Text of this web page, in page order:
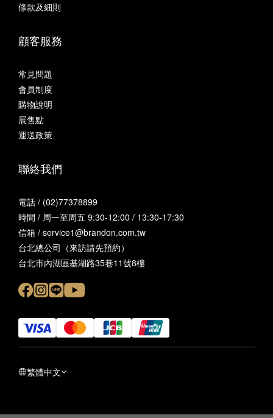
條款及細則
顧客服務
常見問題
會員制度
購物說明
展售點
運送政策
聯絡我們
電話 / (02)77378899
時間 / 周一至周五 9:30-12:00 / 13:30-17:30
信箱 / service1@brandon.com.tw
台北總公司（來訪請先預約）
台北市內湖區基湖路35巷11號8樓
繁體中文